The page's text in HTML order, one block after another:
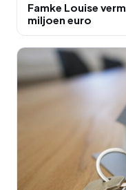
Famke Louise
miljoen euro